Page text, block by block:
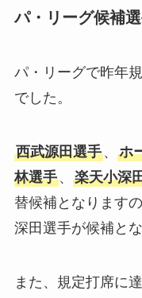
パ・リーグ候補
パ・リーグで昨年
でした。
西武源田選手、 ホ
林選手、 楽天小深
替候補となります
深田選手が候補と
また、規定打席に